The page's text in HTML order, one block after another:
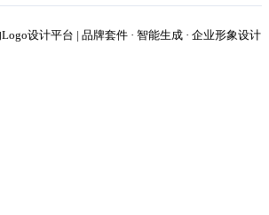
设计平台 | 品牌套件 · 智能生成 · 企业形象设计